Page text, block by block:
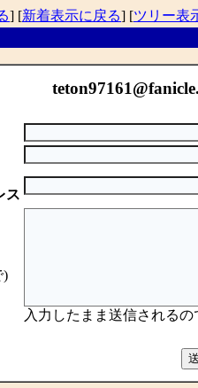
] [新着表示に戻る] [ツリー表
ス
)
入力したまま送信される